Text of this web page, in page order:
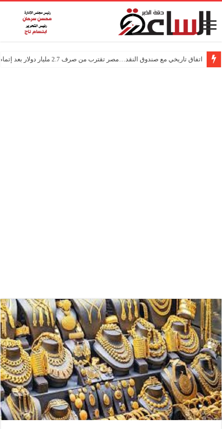
اتفاق تاريخي مع صندوق النقد…مصر تقترب من صرف 2.7 مليار دولار بعد إتمام المراجعتين
درجات الحرارة اليوم في مصر… أجواء باردة مع أمطار خفيفة